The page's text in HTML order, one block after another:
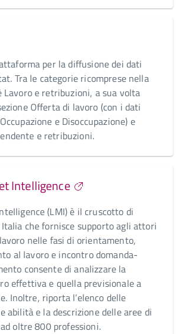
per la diffusione dei dati
Tra le categorie ricomprese nella
e retribuzioni, a sua volta
Offerta di lavoro (con i dati
e Disoccupazione) e
e retribuzioni.
Intelligence
(LMI) è il cruscotto di
che fornisce supporto agli attori
nelle fasi di orientamento,
al lavoro e incontro domanda-
consente di analizzare la
effettiva e quella previsionale a
Inoltre, riporta l’elenco delle
abilità e la descrizione delle aree di
oltre 800 professioni.